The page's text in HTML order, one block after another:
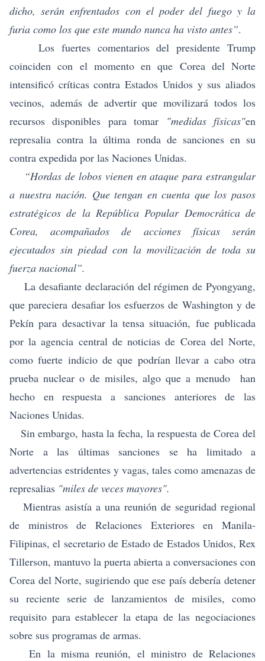
dicho, serán enfrentados con el poder del fuego y la
furia como los que este mundo nunca ha visto antes”.
Los fuertes comentarios del presidente Trump
coinciden con el momento en que Corea del Norte
intensificó críticas contra Estados Unidos y sus aliados
vecinos, además de advertir que movilizará todos los
recursos disponibles para tomar "medidas físicas"en
represalia contra la última ronda de sanciones en su
contra expedida por las Naciones Unidas.
“Hordas de lobos vienen en ataque para estrangular
a nuestra nación. Que tengan en cuenta que los pasos
estratégicos de la República Popular Democrática de
Corea, acompañados de acciones físicas serán
ejecutados sin piedad con la movilización de toda su
fuerza nacional”.
La desafiante declaración del régimen de Pyongyang,
que pareciera desafiar los esfuerzos de Washington y de
Pekín para desactivar la tensa situación, fue publicada
por la agencia central de noticias de Corea del Norte,
como fuerte indicio de que podrían llevar a cabo otra
prueba nuclear o de misiles, algo que a menudo han
hecho en respuesta a sanciones anteriores de las
Naciones Unidas.
Sin embargo, hasta la fecha, la respuesta de Corea del
Norte a las últimas sanciones se ha limitado a
advertencias estridentes y vagas, tales como amenazas de
represalias "miles de veces mayores".
Mientras asistía a una reunión de seguridad regional
de ministros de Relaciones Exteriores en Manila-
Filipinas, el secretario de Estado de Estados Unidos, Rex
Tillerson, mantuvo la puerta abierta a conversaciones con
Corea del Norte, sugiriendo que ese país debería detener
su reciente serie de lanzamientos de misiles, como
requisito para establecer la etapa de las negociaciones
sobre sus programas de armas.
En la misma reunión, el ministro de Relaciones